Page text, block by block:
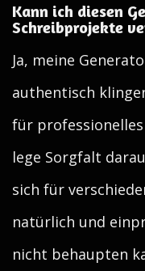
Kann ich diesen
Schreibprojekte
Ja, meine
authentisch
für
lege Sorgfalt
sich für
natürlich und
nicht behaupten